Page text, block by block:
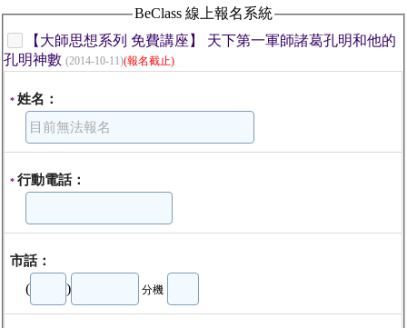
BeClass 線上報名系統
【大師思想系列 免費講座】 天下第一軍師諸葛孔明和他的
孔明神數 (2014-10-11)(報名截止)
*姓名：
*行動電話：
市話：
( ) 分機